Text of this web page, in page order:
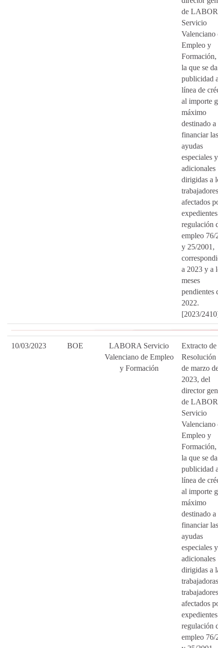
de
Servicio
Valenciano
Empleo y
la que se da
publicidad
línea de
al importe
máximo
destinado a
financiar las
ayudas
especiales y
adicionales
dirigidas a
trabajadores
afectados
regulación
empleo 76/
y 25/2001,
a 2023 y a
meses
pendientes
2022.
[2023/
10/03/2023 BOE
LABORA Servicio
Valenciano de Empleo
y Formación
Extracto de
Resolución
de marzo
2023, del
director
de
Servicio
Valenciano
Empleo y
la que se da
publicidad
línea de
al importe
máximo
destinado a
financiar las
ayudas
especiales y
adicionales
dirigidas a
trabajadores
afectados
regulación
empleo 76/